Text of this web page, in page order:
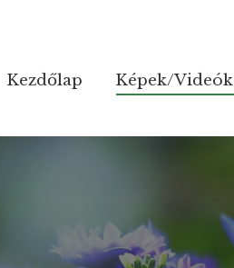
Kezdőlap Képek/Videók
Kezdőlap Képek/Videók